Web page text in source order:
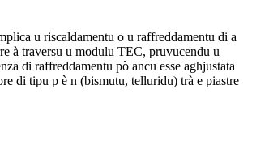
u riscaldamentu o u raffreddamentu di a
à traversu u modulu TEC, pruvucendu u
di raffreddamentu pò ancu esse aghjustata
di tipu p è n (bismutu, telluridu) trà e piastre